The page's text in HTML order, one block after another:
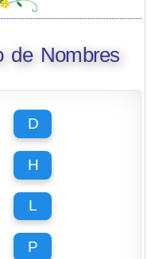
de Nombres
D
H
L
P